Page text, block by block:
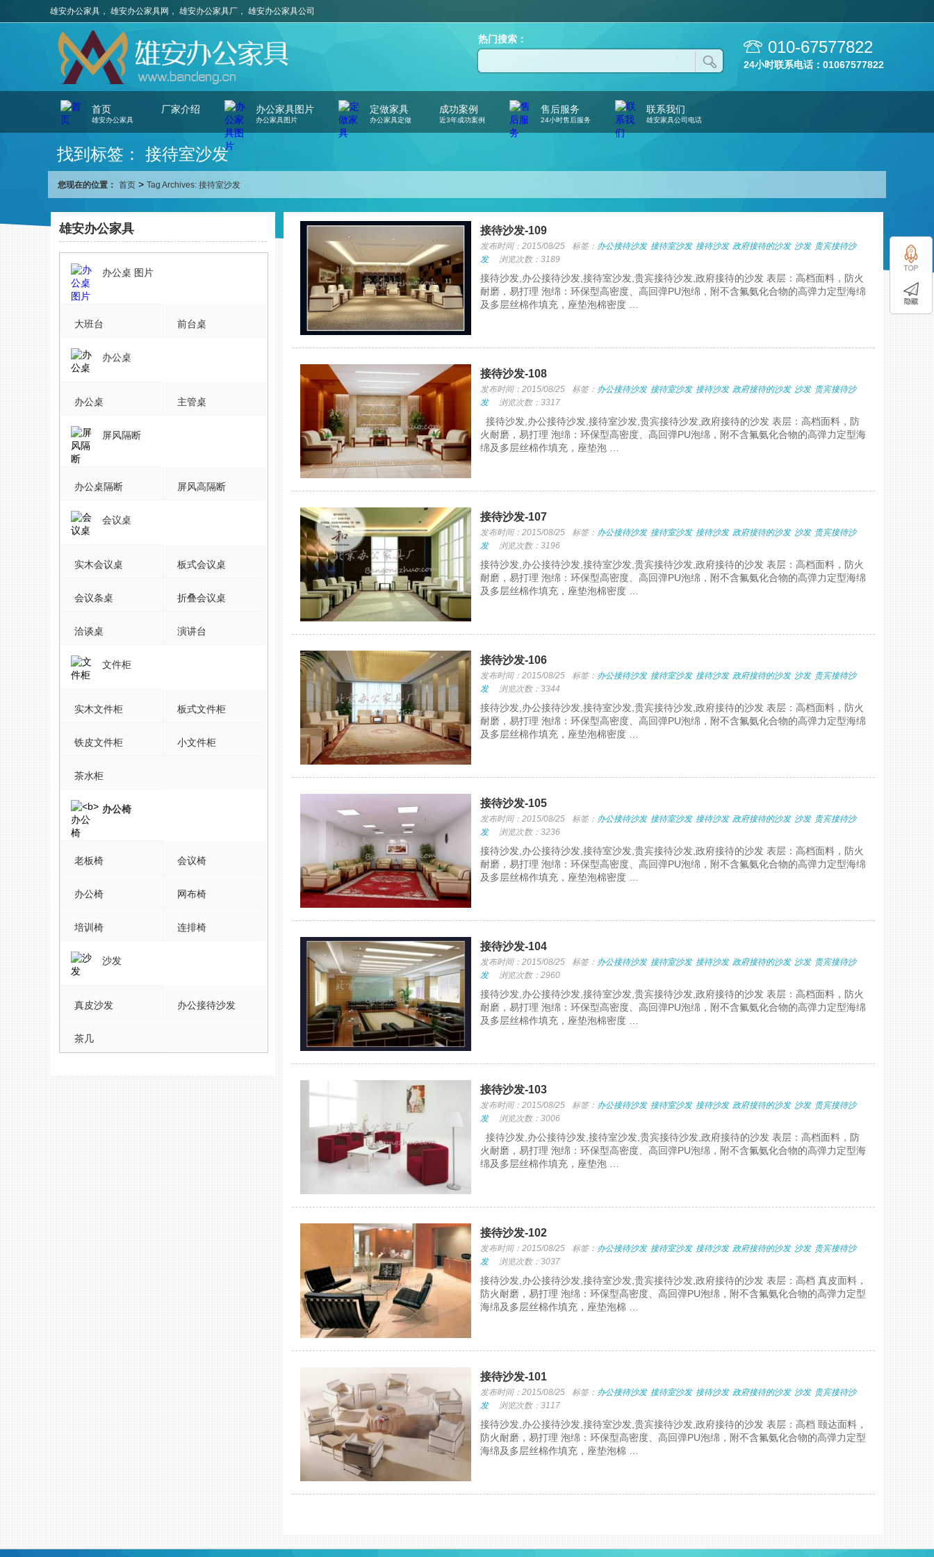
雄安办公家具， 雄安办公家具网， 雄安办公家具厂， 雄安办公家具公司
010-67577822
24小时联系电话：01067577822
热门搜索：
首页
雄安办公家具
厂家介绍 办公家具图片
办公家具图片
定做家具
办公家具定做
成功案例
近3年成功案例
售后服务
24小时售后服务
联系我们
雄安家具公司电话
找到标签： 接待室沙发
您现在的位置： 首页> Tag Archives: 接待室沙发
雄安办公家具
办公桌 图片
大班台 前台桌
办公桌
办公桌 主管桌
屏风隔断
办公桌隔断 屏风高隔断
会议桌
实木会议桌 板式会议桌
会议条桌 折叠会议桌
洽谈桌 演讲台
文件柜
实木文件柜 板式文件柜
铁皮文件柜 小文件柜
茶水柜
办公椅
老板椅 会议椅
办公椅 网布椅
培训椅 连排椅
沙发
真皮沙发 办公接待沙发
茶几
接待沙发-109
发布时间：2015/08/25 标签： 办公接待沙发 接待室沙发 接待沙发 政府接待的沙发 沙发 贵宾接待沙
发
浏览次数：3189
接待沙发,办公接待沙发,接待室沙发,贵宾接待沙发,政府接待的沙发 表层：高档面料，防火
耐磨，易打理 泡绵：环保型高密度、高回弹PU泡绵，附不含氟氨化合物的高弹力定型海绵
及多层丝棉作填充，座垫泡棉密度 …
接待沙发-108
发布时间：2015/08/25 标签： 办公接待沙发 接待室沙发 接待沙发 政府接待的沙发 沙发 贵宾接待沙
发
浏览次数：3317
接待沙发,办公接待沙发,接待室沙发,贵宾接待沙发,政府接待的沙发 表层：高档面料，防
火耐磨，易打理 泡绵：环保型高密度、高回弹PU泡绵，附不含氟氨化合物的高弹力定型海
绵及多层丝棉作填充，座垫泡 …
接待沙发-107
发布时间：2015/08/25 标签： 办公接待沙发 接待室沙发 接待沙发 政府接待的沙发 沙发 贵宾接待沙
发
浏览次数：3196
接待沙发,办公接待沙发,接待室沙发,贵宾接待沙发,政府接待的沙发 表层：高档面料，防火
耐磨，易打理 泡绵：环保型高密度、高回弹PU泡绵，附不含氟氨化合物的高弹力定型海绵
及多层丝棉作填充，座垫泡棉密度 …
接待沙发-106
发布时间：2015/08/25 标签： 办公接待沙发 接待室沙发 接待沙发 政府接待的沙发 沙发 贵宾接待沙
发
浏览次数：3344
接待沙发,办公接待沙发,接待室沙发,贵宾接待沙发,政府接待的沙发 表层：高档面料，防火
耐磨，易打理 泡绵：环保型高密度、高回弹PU泡绵，附不含氟氨化合物的高弹力定型海绵
及多层丝棉作填充，座垫泡棉密度 …
接待沙发-105
发布时间：2015/08/25 标签： 办公接待沙发 接待室沙发 接待沙发 政府接待的沙发 沙发 贵宾接待沙
发
浏览次数：3236
接待沙发,办公接待沙发,接待室沙发,贵宾接待沙发,政府接待的沙发 表层：高档面料，防火
耐磨，易打理 泡绵：环保型高密度、高回弹PU泡绵，附不含氟氨化合物的高弹力定型海绵
及多层丝棉作填充，座垫泡棉密度 …
接待沙发-104
发布时间：2015/08/25 标签： 办公接待沙发 接待室沙发 接待沙发 政府接待的沙发 沙发 贵宾接待沙
发
浏览次数：2960
接待沙发,办公接待沙发,接待室沙发,贵宾接待沙发,政府接待的沙发 表层：高档面料，防火
耐磨，易打理 泡绵：环保型高密度、高回弹PU泡绵，附不含氟氨化合物的高弹力定型海绵
及多层丝棉作填充，座垫泡棉密度 …
接待沙发-103
发布时间：2015/08/25 标签： 办公接待沙发 接待室沙发 接待沙发 政府接待的沙发 沙发 贵宾接待沙
发
浏览次数：3006
接待沙发,办公接待沙发,接待室沙发,贵宾接待沙发,政府接待的沙发 表层：高档面料，防
火耐磨，易打理 泡绵：环保型高密度、高回弹PU泡绵，附不含氟氨化合物的高弹力定型海
绵及多层丝棉作填充，座垫泡 …
接待沙发-102
发布时间：2015/08/25 标签： 办公接待沙发 接待室沙发 接待沙发 政府接待的沙发 沙发 贵宾接待沙
发
浏览次数：3037
接待沙发,办公接待沙发,接待室沙发,贵宾接待沙发,政府接待的沙发 表层：高档 真皮面料，
防火耐磨，易打理 泡绵：环保型高密度、高回弹PU泡绵，附不含氟氨化合物的高弹力定型
海绵及多层丝棉作填充，座垫泡棉 …
接待沙发-101
发布时间：2015/08/25 标签： 办公接待沙发 接待室沙发 接待沙发 政府接待的沙发 沙发 贵宾接待沙
发
浏览次数：3117
接待沙发,办公接待沙发,接待室沙发,贵宾接待沙发,政府接待的沙发 表层：高档 颐达面料，
防火耐磨，易打理 泡绵：环保型高密度、高回弹PU泡绵，附不含氟氨化合物的高弹力定型
海绵及多层丝棉作填充，座垫泡棉 …